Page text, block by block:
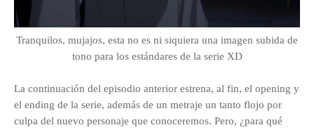
Tranquilos, mujajos, esta no es ni siquiera una imagen subida de
tono para los estándares de la serie XD
La continuación del episodio anterior estrena, al fin, el opening y
el ending de la serie, además de un metraje un tanto flojo por
culpa del nuevo personaje que conoceremos. Pero, ¿para qué